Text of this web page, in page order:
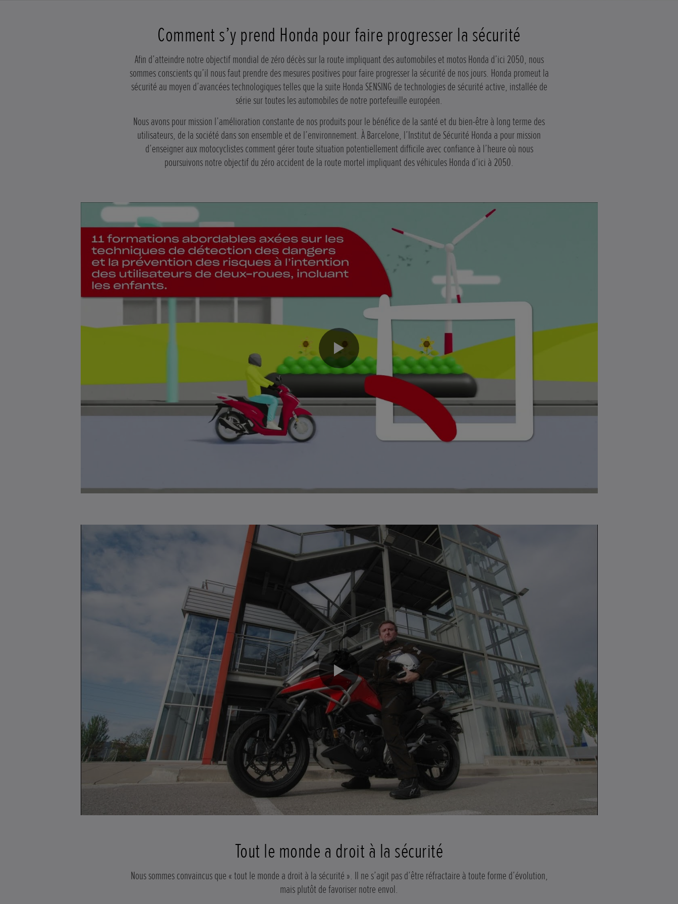
Comment s’y prend Honda pour faire progresser la sécurité
Afin d’atteindre notre objectif mondial de zéro décès sur la route impliquant des automobiles et motos Honda d’ici 2050, nous
sommes conscients qu’il nous faut prendre des mesures positives pour faire progresser la sécurité de nos jours. Honda promeut la
sécurité au moyen d’avancées technologiques telles que la suite Honda SENSING de technologies de sécurité active, installée de
série sur toutes les automobiles de notre portefeuille européen.
Nous avons pour mission l’amélioration constante de nos produits pour le bénéfice de la santé et du bien-être à long terme des
utilisateurs, de la société dans son ensemble et de l’environnement. À Barcelone, l’Institut de Sécurité Honda a pour mission
d’enseigner aux motocyclistes comment gérer toute situation potentiellement difficile avec confiance à l’heure où nous
poursuivons notre objectif du zéro accident de la route mortel impliquant des véhicules Honda d’ici à 2050.
Tout le monde a droit à la sécurité
Nous sommes convaincus que « tout le monde a droit à la sécurité ». Il ne s’agit pas d’être réfractaire à toute forme d’évolution,
mais plutôt de favoriser notre envol.